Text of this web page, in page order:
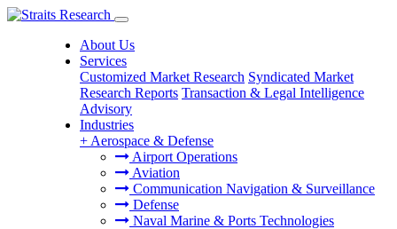
About Us
Services
Customized Market Research Syndicated Market
Research Reports Transaction & Legal Intelligence
Advisory
Industries
+ Aerospace & Defense
Airport Operations
Aviation
Communication Navigation & Surveillance
Defense
Naval Marine & Ports Technologies